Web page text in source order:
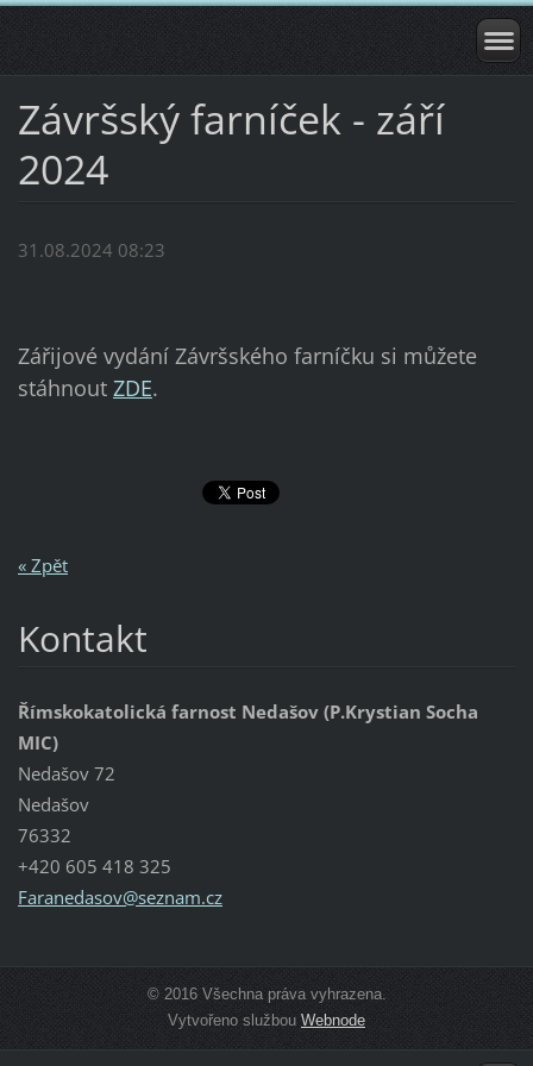
Závršský farníček - září
2024
31.08.2024 08:23
Zářijové vydání Závršského farníčku si můžete
stáhnout ZDE.
« Zpět
Kontakt
Římskokatolická farnost Nedašov (P.Krystian Socha
MIC)
Nedašov 72
Nedašov
76332
+420 605 418 325
Faranedasov@seznam.cz
© 2016 Všechna práva vyhrazena.
Vytvořeno službou Webnode